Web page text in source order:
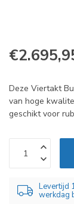
Deze Viertakt
van hoge
geschikt voor
Levertijd
werkdag